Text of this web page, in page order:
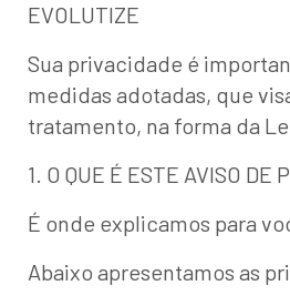
EVOLUTIZE
Sua privacidade é
medidas adotadas, que
tratamento, na forma da
1. O QUE É ESTE AVISO DE
É onde explicamos para
Abaixo apresentamos as